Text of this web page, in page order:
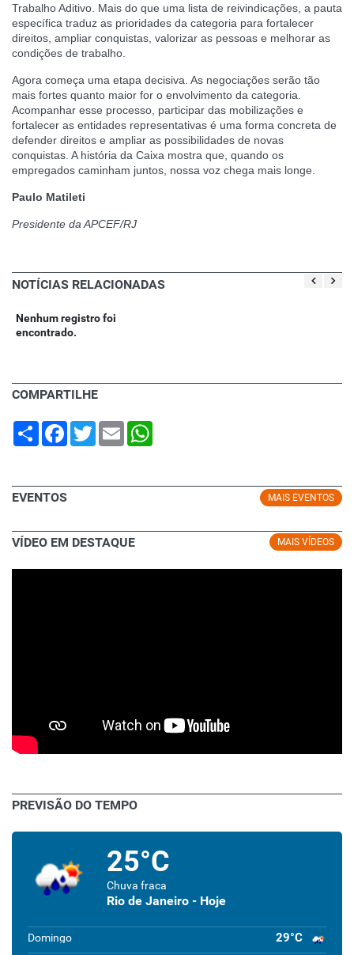
Trabalho Aditivo. Mais do que uma lista de reivindicações, a pauta
específica traduz as prioridades da categoria para fortalecer
direitos, ampliar conquistas, valorizar as pessoas e melhorar as
condições de trabalho.
Agora começa uma etapa decisiva. As negociações serão tão
mais fortes quanto maior for o envolvimento da categoria.
Acompanhar esse processo, participar das mobilizações e
fortalecer as entidades representativas é uma forma concreta de
defender direitos e ampliar as possibilidades de novas
conquistas. A história da Caixa mostra que, quando os
empregados caminham juntos, nossa voz chega mais longe.
Paulo Matileti
Presidente da APCEF/RJ
NOTÍCIAS RELACIONADAS
Nenhum registro foi
encontrado.
COMPARTILHE
Share Facebook
TwitterEmail
MAIS EVENTOS
EVENTOS
MAIS VÍDEOS
VÍDEO EM DESTAQUE
PREVISÃO DO TEMPO
25°C
Chuva fraca
Rio de Janeiro - Hoje
Domingo 29°C